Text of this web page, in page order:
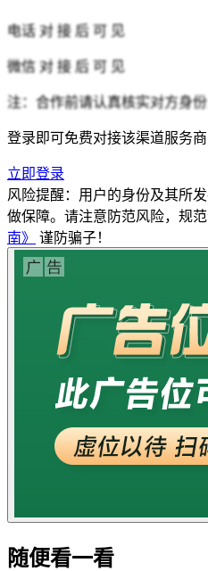
电话 对 接 后 可 见
微信 对 接 后 可 见
注：合作前请认真核实对方身
登录即可免费对接该渠道服务商
立即登录
风险提醒：用户的身份及其所
做保障。请注意防范风险，规
南》
谨防骗子！
随便看一看